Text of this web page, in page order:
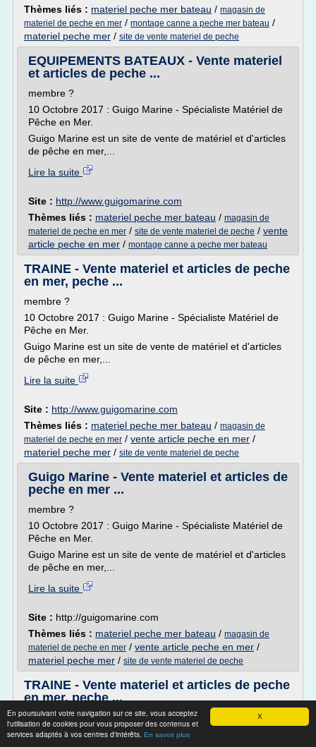
X
En poursuivant votre navigation sur ce site, vous acceptez
l'utilisation de cookies pour vous proposer des contenus et
services adaptés à vos centres d'intérêts. En savoir plus
Thèmes liés : materiel peche mer bateau / magasin de
materiel de peche en mer / montage canne a peche mer bateau /
materiel peche mer / site de vente materiel de peche
EQUIPEMENTS BATEAUX - Vente materiel
et articles de peche ...
membre ?
10 Octobre 2017 : Guigo Marine - Spécialiste Matériel de
Pêche en Mer.
Guigo Marine est un site de vente de matériel et d'articles
de pêche en mer,...
Lire la suite
Site : http://www.guigomarine.com
Thèmes liés : materiel peche mer bateau / magasin de
materiel de peche en mer / site de vente materiel de peche / vente
article peche en mer / montage canne a peche mer bateau
TRAINE - Vente materiel et articles de peche
en mer, peche ...
membre ?
10 Octobre 2017 : Guigo Marine - Spécialiste Matériel de
Pêche en Mer.
Guigo Marine est un site de vente de matériel et d'articles
de pêche en mer,...
Lire la suite
Site : http://www.guigomarine.com
Thèmes liés : materiel peche mer bateau / magasin de
materiel de peche en mer / vente article peche en mer /
materiel peche mer / site de vente materiel de peche
Guigo Marine - Vente materiel et articles de
peche en mer ...
membre ?
10 Octobre 2017 : Guigo Marine - Spécialiste Matériel de
Pêche en Mer.
Guigo Marine est un site de vente de matériel et d'articles
de pêche en mer,...
Lire la suite
Site : http://guigomarine.com
Thèmes liés : materiel peche mer bateau / magasin de
materiel de peche en mer / vente article peche en mer /
materiel peche mer / site de vente materiel de peche
TRAINE - Vente materiel et articles de peche
en mer, peche ...
membre ?
10 Octobre 2017 : Guigo Marine - Spécialiste Matériel de